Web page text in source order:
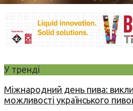
У тренді
Міжнародний день пива:
можливості українського